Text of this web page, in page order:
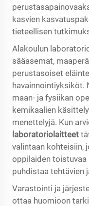
kasvien
tieteellisen
Alakoulun
sääasemat,
perustasoiset
havainnointiyksiköt.
maan- ja fysiikan
kemikaalien
menettelyjä. Kun
laboratoriolaitteet
valintaan kohteisiin,
oppilaiden
puhdistaa tehtävien
Varastointi ja
ottaa huomioon